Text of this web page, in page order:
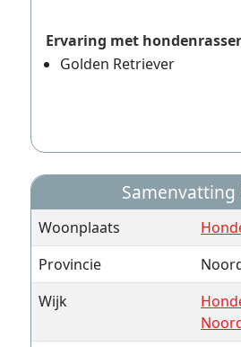
Ervaring met
Golden Retriever
Woonplaats
Provincie
Wijk